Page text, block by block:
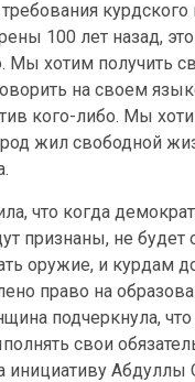
курдского
100 лет назад,
Мы хотим получить
на своем
кого-либо. Мы
жил свободной
что когда
признаны, не будет
оружие, и курдам
право на
подчеркнула, что
свои
инициативу Абдуллы